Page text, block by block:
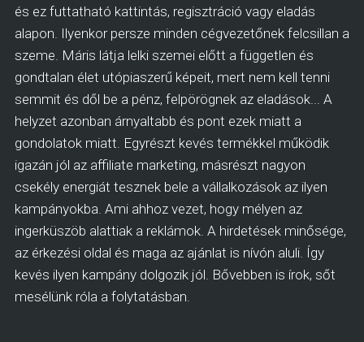
és ez futtatható kattintás, regisztráció vagy eladás
alapon. Ilyenkor persze minden cégvezetőnek felcsillan a
szeme. Máris látja lelki szemei előtt a független és
gondtalan élet utópiaszerű képeit, mert nem kell tenni
semmit és dől be a pénz, felpörögnek az eladások... A
helyzet azonban árnyaltabb és pont ezek miatt a
gondolatok miatt. Egyrészt kevés termékkel működik
igazán jól az affiliate marketing, másrészt nagyon
csekély energiát tesznek bele a vállalkozások az ilyen
kampányokba. Ami ahhoz vezet, hogy mélyen az
ingerküszöb alattiak a reklámok. A hirdetések minősége,
az érkezési oldal és maga az ajánlat is nívón aluli. Így
kevés ilyen kampány dolgozik jól. Bővebben is írok, sőt
mesélünk róla a folytatásban.